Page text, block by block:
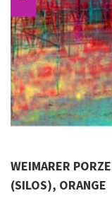
WEIMARER
(SILOS), ORANGE